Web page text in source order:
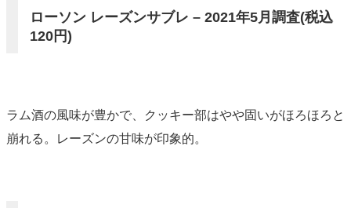
ローソン レーズンサブレ – 2021年5月調査(税込
120円)
ラム酒の風味が豊かで、クッキー部はやや固いがほろほろと
崩れる。レーズンの甘味が印象的。